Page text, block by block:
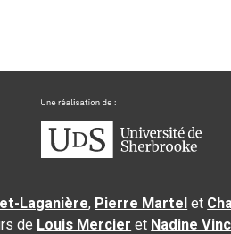
Laganière, Pierre Martel et
de Louis Mercier et Nadine